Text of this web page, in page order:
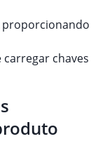
proporcionando
chaves